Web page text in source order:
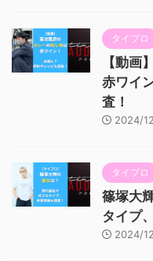
タイプロ
【動画
赤ワイ
査！
2024/
タイプロ
篠塚大
タイプ
2024/